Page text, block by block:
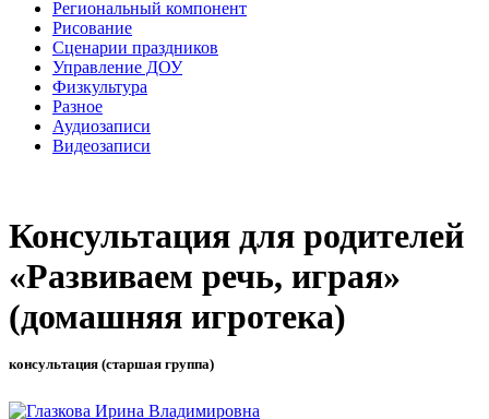
Региональный компонент
Рисование
Сценарии праздников
Управление ДОУ
Физкультура
Разное
Аудиозаписи
Видеозаписи
Консультация для родителей
«Развиваем речь, играя»
(домашняя игротека)
консультация (старшая группа)